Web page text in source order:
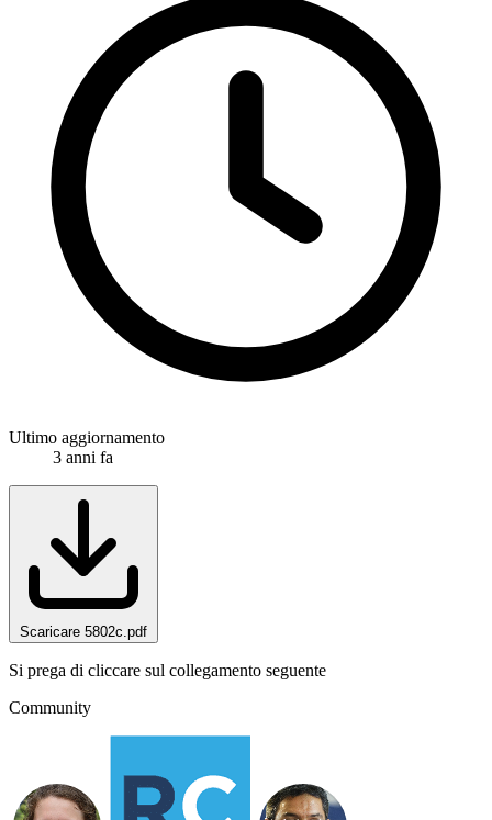
Ultimo aggiornamento
3 anni fa
Scaricare 5802c.pdf
Si prega di cliccare sul collegamento seguente
Community